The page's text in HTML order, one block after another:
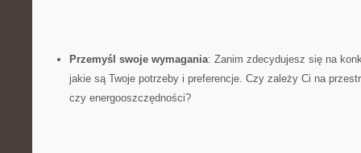
Przemyśl swoje wymagania: ​Zanim zdecydujesz się na​
jakie ‌są ‌Twoje potrzeby i ‌preferencje. ‌Czy⁣ zależy Ci na⁢
czy energooszczędności?